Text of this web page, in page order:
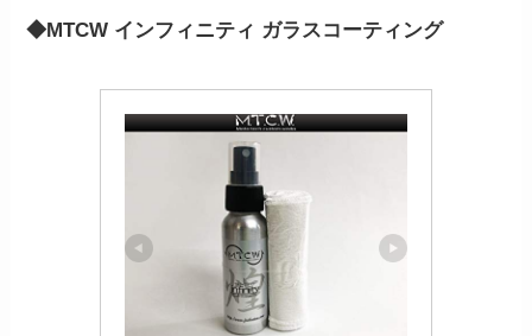
◆MTCW インフィニティ ガラスコーティング